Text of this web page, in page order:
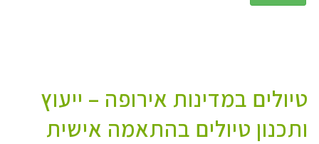
טיולים במדינות אירופה – ייעוץ
ותכנון טיולים בהתאמה אישית